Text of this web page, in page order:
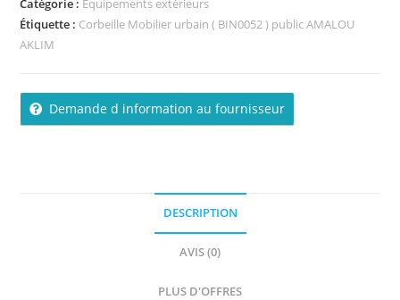
Catégorie : Equipements extérieurs
Étiquette : Corbeille Mobilier urbain ( BIN0052 ) public AMALOU
AKLIM
Demande d information au fournisseur
DESCRIPTION
AVIS (0)
PLUS D'OFFRES